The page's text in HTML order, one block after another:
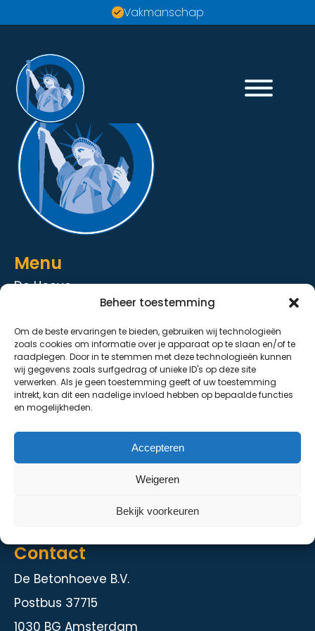
Beheer toestemming
Om de beste ervaringen te bieden, gebruiken wij technologieën
zoals cookies om informatie over je apparaat op te slaan en/of te
raadplegen. Door in te stemmen met deze technologieën kunnen
wij gegevens zoals surfgedrag of unieke ID's op deze site
verwerken. Als je geen toestemming geeft of uw toestemming
intrekt, kan dit een nadelige invloed hebben op bepaalde functies
en mogelijkheden.
Accepteren
Weigeren
Bekijk voorkeuren
Vakmanschap
Menu
De Hoeve
De Strandhoeve
De Grondhoeve
Over ons
Contact
Diensten
Kelder en staalbouw
Herstelmethodieken
Contact
De Betonhoeve B.V.
Postbus 37715
1030 BG Amsterdam